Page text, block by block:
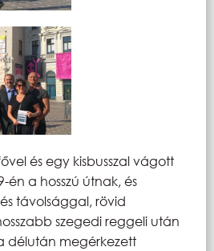
és egy kisbusszal vágott
én a hosszú útnak, és
távolsággal, rövid
szegedi reggeli után
délután megérkezett